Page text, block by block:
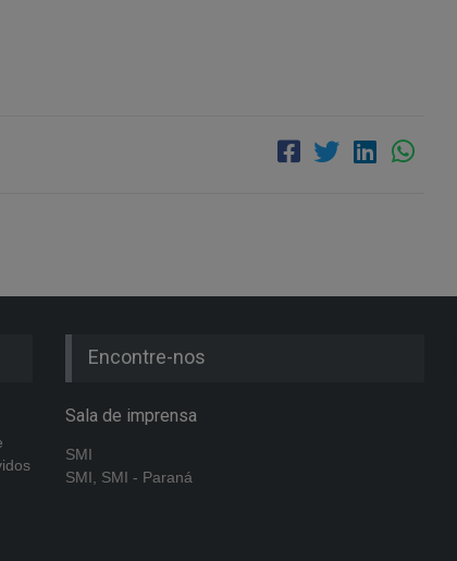
Encontre-nos
Sala de imprensa
SMI
SMI, SMI - Paraná